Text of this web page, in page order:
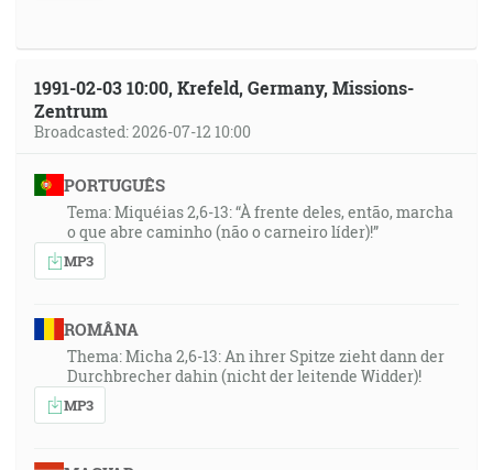
1991-02-03 10:00, Krefeld, Germany, Missions-
Zentrum
Broadcasted: 2026-07-12 10:00
PORTUGUÊS
Tema: Miquéias 2,6-13: “À frente deles, então, marcha
o que abre caminho (não o carneiro líder)!”
MP3
ROMÂNA
Thema: Micha 2,6-13: An ihrer Spitze zieht dann der
Durchbrecher dahin (nicht der leitende Widder)!
MP3